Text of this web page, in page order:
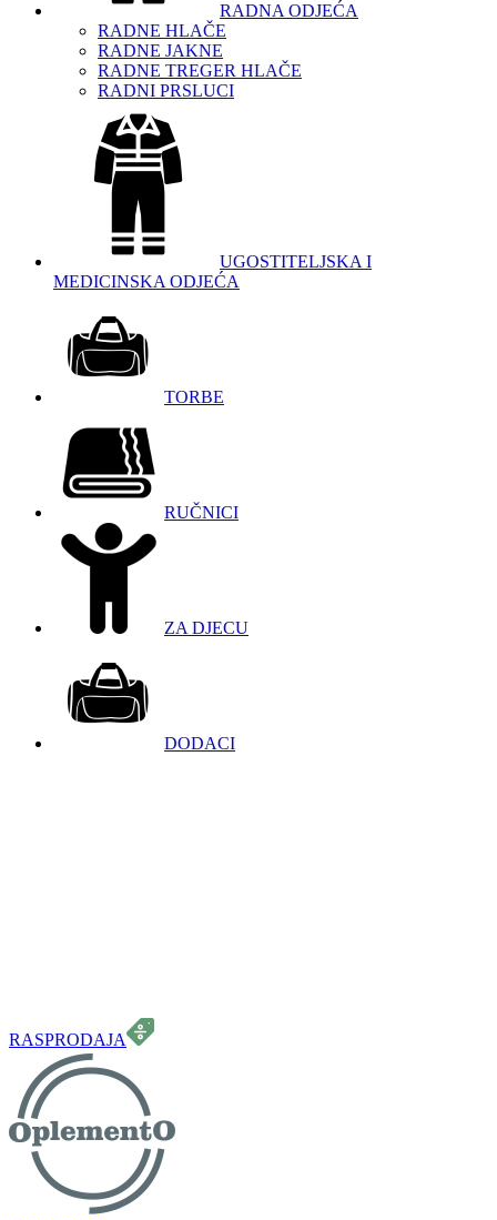
RADNA ODJEĆA
RADNE HLAČE
RADNE JAKNE
RADNE TREGER HLAČE
RADNI PRSLUCI
UGOSTITELJSKA I
MEDICINSKA ODJEĆA
TORBE
RUČNICI
ZA DJECU
DODACI
RASPRODAJA